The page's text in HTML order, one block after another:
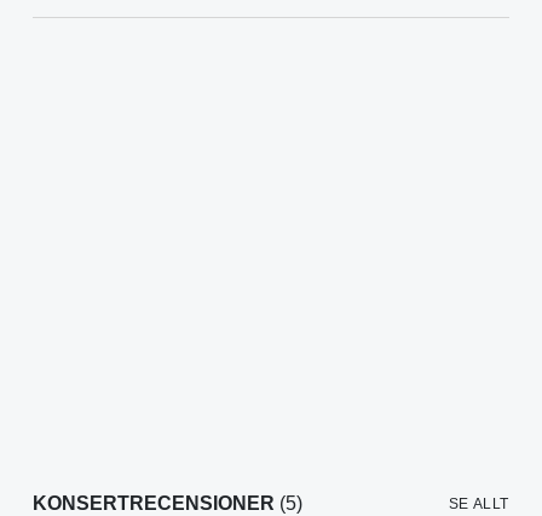
KONSERTRECENSIONER (5) SE ALLT